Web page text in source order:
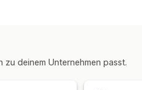
Layouts
zu deinem Unternehmen passt.